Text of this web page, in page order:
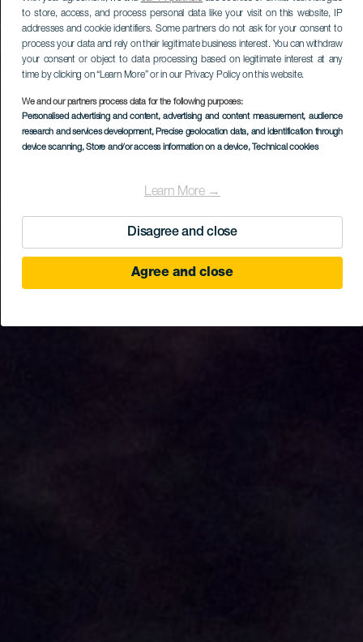
to store, access, and process personal data like your visit on this website, IP
addresses and cookie identifiers. Some partners do not ask for your consent to
process your data and rely on their legitimate business interest. You can withdraw
your consent or object to data processing based on legitimate interest at any
time by clicking on “Learn More” or in our Privacy Policy on this website.
We and our partners process data for the following purposes:
Personalised advertising and content, advertising and content measurement, audience
research and services development, Precise geolocation data, and identification through
device scanning, Store and/or access information on a device, Technical cookies
Learn More →
Disagree and close
Agree and close